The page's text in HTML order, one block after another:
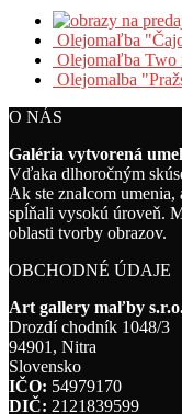
Olejomaľba
Olejomaľba Two
Olejomalba
O NÁS
Galéria vytvorená
Vďaka dlhoročným
Ak ste znalcom
spĺňali vysokú úroveň.
oblasti tvorby obrazov.
OBCHODNÉ ÚDAJE
Art gallery maľby
Drozdí chodník 1048/3
94901, Nitra
Slovensko
IČO: 54979170
DIČ: 2121839599